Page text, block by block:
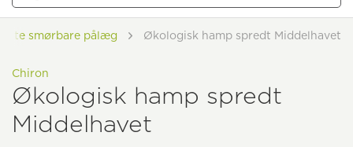
smørbare pålæg Økologisk hamp spredt Middelhavet
Chiron
Økologisk hamp spredt
Middelhavet